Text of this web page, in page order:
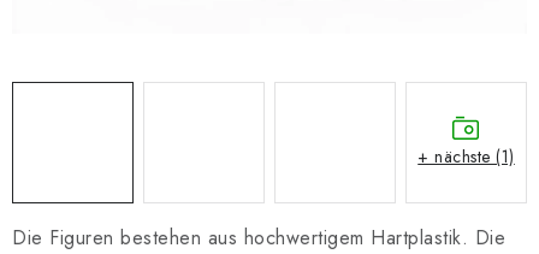
KONTAKT
Die Figuren bestehen aus hochwertigem Hartplastik. Die
+ nächste (1)